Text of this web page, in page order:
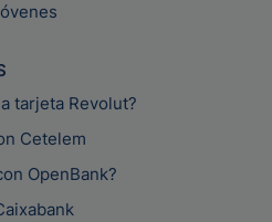
tarjeta Revolut?
Cetelem
OpenBank?